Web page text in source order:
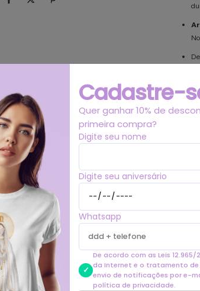
de
Área
Cadastre-
Quer ganhar 10% de
primeira compra?
Digite seu nome
Digite seu aniversário
Whatsapp
De acordo com as Leis 12.965/
da Internet e o tratamento de
envio de notificações por e-
política de privacidade.